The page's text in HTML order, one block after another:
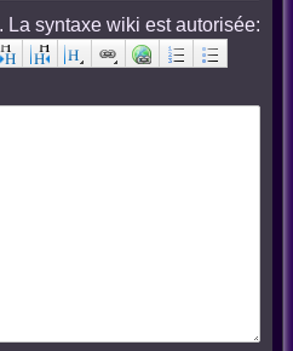
La syntaxe wiki est autorisée: